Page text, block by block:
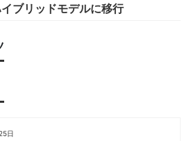
ブリッドモデルに移行
日